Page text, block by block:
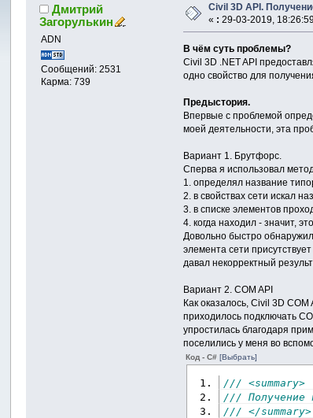
Дмитрий
Загорулькин
ADN
Сообщений: 2531
Карма: 739
Civil 3D API.
« : 29-03-2019,
В чём суть проблемы?
Civil 3D .NET API
одно свойство для
Предыстория.
Впервые с проблемой
моей деятельности, эта
Вариант 1. Брутфорс.
Сперва я использовал
1. определял название
2. в свойствах сети искал
3. в списке элементов
4. когда находил - значит,
Довольно быстро
элемента сети
давал некорректный
Вариант 2. COM API
Как оказалось, Civil 3D
приходилось подключать
упростилась благодаря
поселились у меня во
Код - C#[Выбрать]
/// <summary>
/// Получение
/// </summary>